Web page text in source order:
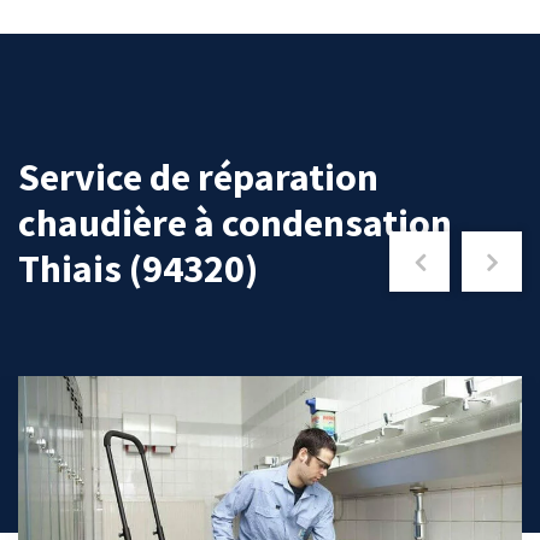
Service de réparation
chaudière à condensation
Thiais (94320)